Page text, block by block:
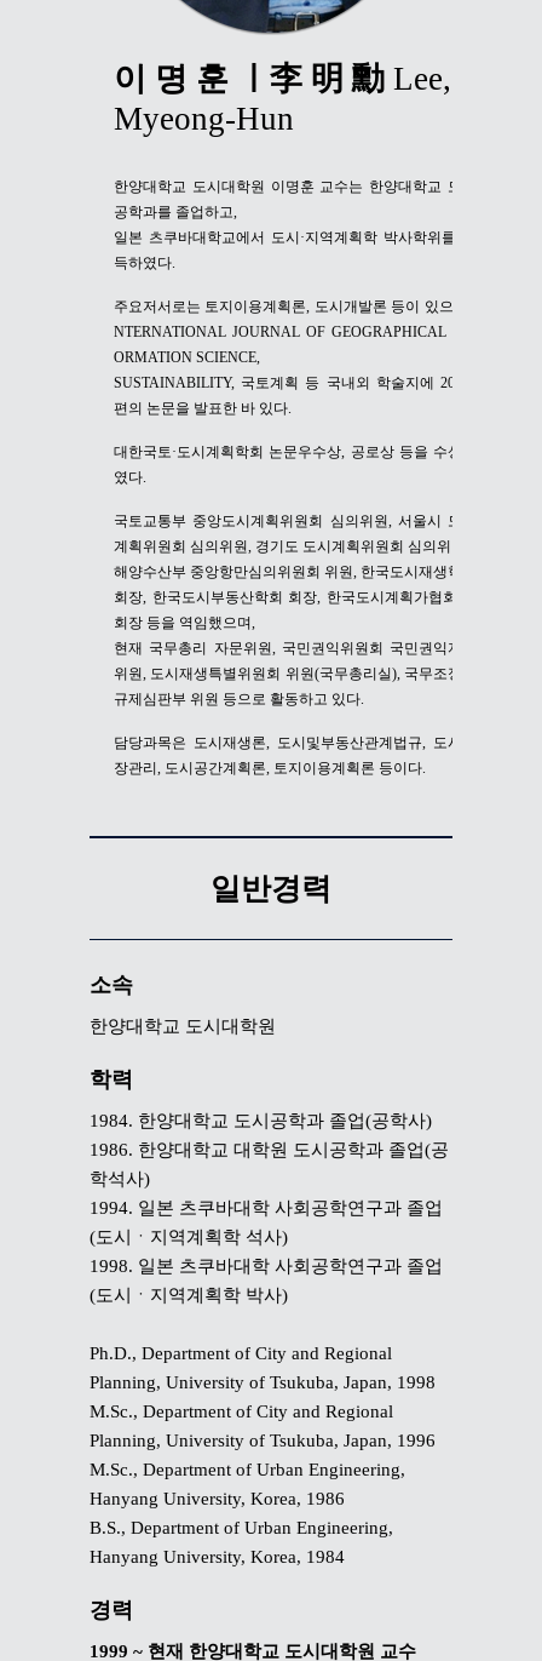
이 명 훈 ㅣ李 明 勳 Lee,
Myeong-Hun
한양대학교 도시대학원 이명훈 교수는 한양대학교 도시
공학과를 졸업하고,
일본 츠쿠바대학교에서 도시·지역계획학 박사학위를 취
득하였다.
주요저서로는 토지이용계획론, 도시개발론 등이 있으며 I
NTERNATIONAL JOURNAL OF GEOGRAPHICAL INF
ORMATION SCIENCE,
SUSTAINABILITY, 국토계획 등 국내외 학술지에 200여
편의 논문을 발표한 바 있다.
대한국토·도시계획학회 논문우수상, 공로상 등을 수상하
였다.
국토교통부 중앙도시계획위원회 심의위원, 서울시 도시
계획위원회 심의위원, 경기도 도시계획위원회 심의위원,
해양수산부 중앙항만심의위원회 위원, 한국도시재생학회
회장, 한국도시부동산학회 회장, 한국도시계획가협회 부
회장 등을 역임했으며,
현재 국무총리 자문위원, 국민권익위원회 국민권익자문
위원, 도시재생특별위원회 위원(국무총리실), 국무조정실
규제심판부 위원 등으로 활동하고 있다.
담당과목은 도시재생론, 도시및부동산관계법규, 도시성
장관리, 도시공간계획론, 토지이용계획론 등이다.
일반경력
소속
한양대학교 도시대학원
학력
1984. 한양대학교 도시공학과 졸업(공학사)
1986. 한양대학교 대학원 도시공학과 졸업(공
학석사)
1994. 일본 츠쿠바대학 사회공학연구과 졸업
(도시ㆍ지역계획학 석사)
1998. 일본 츠쿠바대학 사회공학연구과 졸업
(도시ㆍ지역계획학 박사)
Ph.D., Department of City and Regional
Planning, University of Tsukuba, Japan, 1998
M.Sc., Department of City and Regional
Planning, University of Tsukuba, Japan, 1996
M.Sc., Department of Urban Engineering,
Hanyang University, Korea, 1986
B.S., Department of Urban Engineering,
Hanyang University, Korea, 1984
경력
1999 ~ 현재 한양대학교 도시대학원 교수